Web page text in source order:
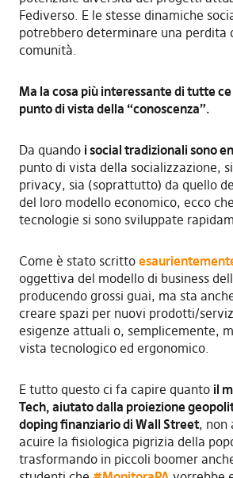
Fediverso. E le stesse dinamiche
potrebbero determinare una perdita
comunità.
Ma la cosa più interessante di tutte ce
punto di vista della “conoscenza”.
Da quando i social tradizionali sono
punto di vista della socializzazione,
privacy, sia (soprattutto) da quello
del loro modello economico, ecco
tecnologie si sono sviluppate
Come è stato scritto
oggettiva del modello di business
producendo grossi guai, ma sta
creare spazi per nuovi prodotti/
esigenze attuali o, semplicemente,
vista tecnologico ed ergonomico.
E tutto questo ci fa capire quanto il
Tech, aiutato dalla proiezione
doping finanziario di Wall Street, non
acuire la fisiologica pigrizia della
trasformando in piccoli boomer